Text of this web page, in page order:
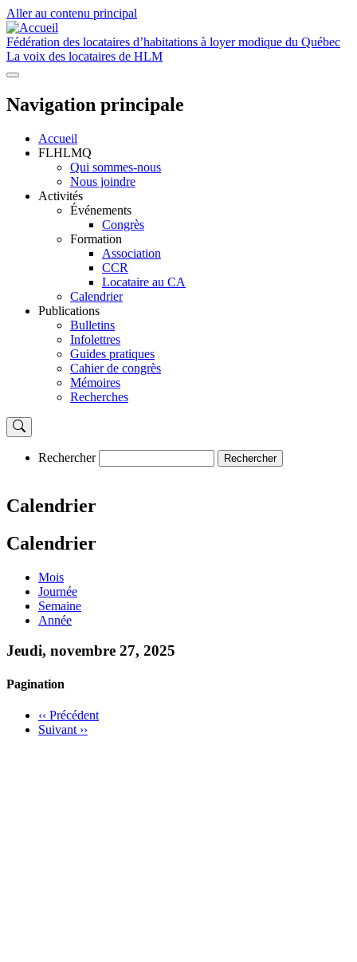
Aller au contenu principal
Fédération des locataires d’habitations à loyer modique du Québec
La voix des locataires de HLM
Navigation principale
Accueil
FLHLMQ
Qui sommes-nous
Nous joindre
Activités
Événements
Congrès
Formation
Association
CCR
Locataire au CA
Calendrier
Publications
Bulletins
Infolettres
Guides pratiques
Cahier de congrès
Mémoires
Recherches
Rechercher Rechercher
Calendrier
Calendrier
Mois
Journée
Semaine
Année
Jeudi, novembre 27, 2025
Pagination
‹‹ Précédent
Suivant ››